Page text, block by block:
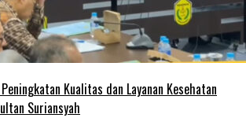
Kualitas dan Layanan Kesehatan
Suriansyah